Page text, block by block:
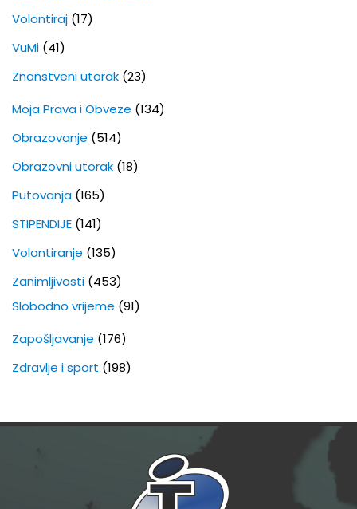
Volontiraj (17)
VuMi (41)
Znanstveni utorak (23)
Moja Prava i Obveze (134)
Obrazovanje (514)
Obrazovni utorak (18)
Putovanja (165)
STIPENDIJE (141)
Volontiranje (135)
Zanimljivosti (453)
Slobodno vrijeme (91)
Zapošljavanje (176)
Zdravlje i sport (198)